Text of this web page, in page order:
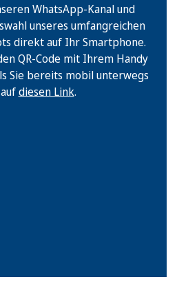
WhatsApp-Kanal und
unseres umfangreichen
direkt auf Ihr Smartphone.
QR-Code mit Ihrem Handy
Sie bereits mobil unterwegs
diesen Link.